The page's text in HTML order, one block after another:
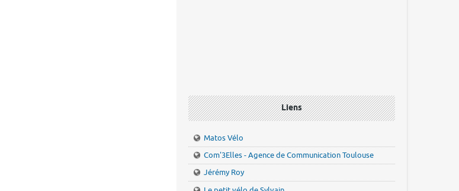
Liens
Matos Vélo
Com'3Elles - Agence de Communication Toulouse
Jérémy Roy